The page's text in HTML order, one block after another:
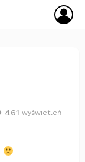
461 wyświetleń